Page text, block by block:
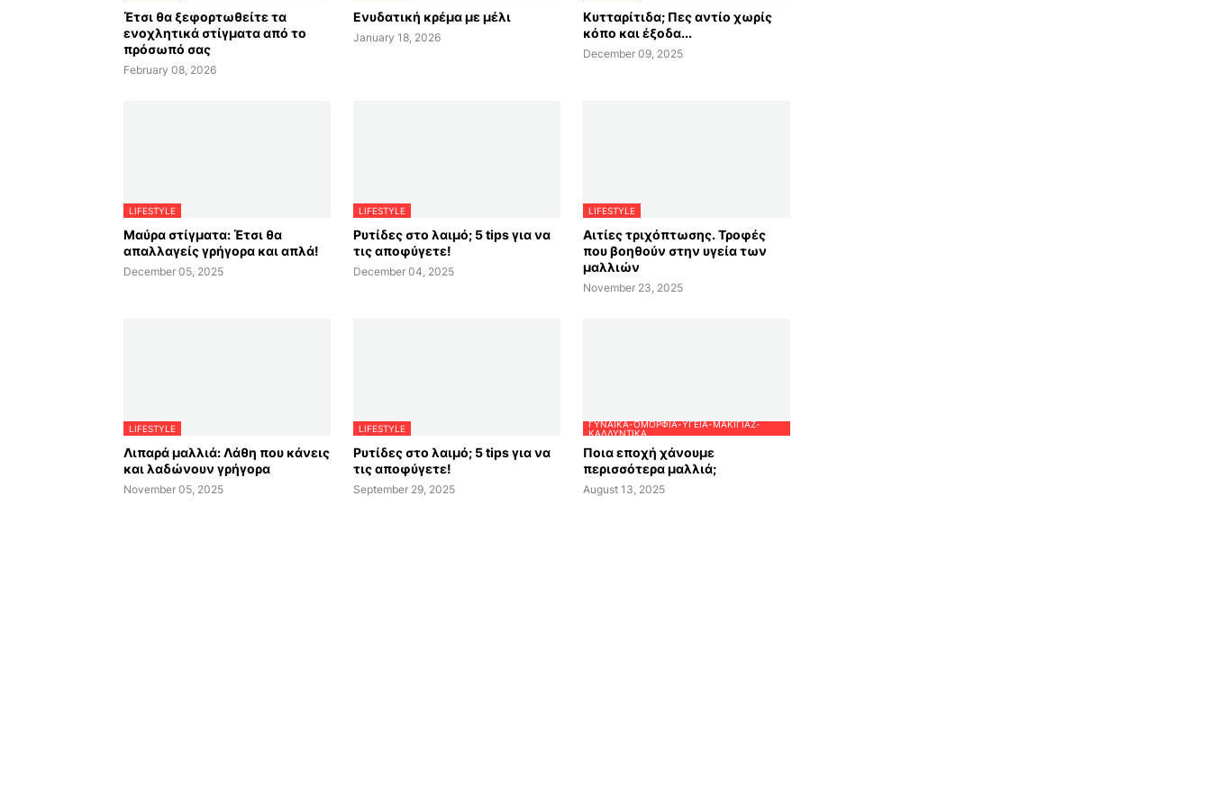
Έτσι θα ξεφορτωθείτε τα
ενοχλητικά στίγματα από το
πρόσωπό σας
February 08, 2026
Ενυδατική κρέμα με μέλι
January 18, 2026
Κυτταρίτιδα; Πες αντίο χωρίς
κόπο και έξοδα...
December 09, 2025
LIFESTYLE
Μαύρα στίγματα: Έτσι θα
απαλλαγείς γρήγορα και απλά!
December 05, 2025
LIFESTYLE
Ρυτίδες στο λαιμό; 5 tips για να
τις αποφύγετε!
December 04, 2025
LIFESTYLE
Αιτίες τριχόπτωσης. Τροφές
που βοηθούν στην υγεία των
μαλλιών
November 23, 2025
LIFESTYLE
Λιπαρά μαλλιά: Λάθη που κάνεις
και λαδώνουν γρήγορα
November 05, 2025
LIFESTYLE
Ρυτίδες στο λαιμό; 5 tips για να
τις αποφύγετε!
September 29, 2025
ΓΥΝΑΊΚΑ-ΟΜΟΡΦΙΆ-ΥΓΕΊΑ-ΜΑΚΙΓΙΆΖ-
ΚΑΛΛΥΝΤΙΚΆ
Ποια εποχή χάνουμε
περισσότερα μαλλιά;
August 13, 2025